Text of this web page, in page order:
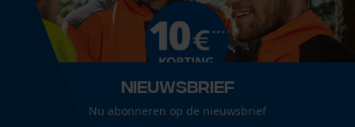
Logistiek en transportsector, Bosbouw, Steden en
gemeenten, Tuin- en landschapsarchitectuur,
Industrie, Landbouw
Details ventilatieopeningen
Nieuwsbrief
Nu abonneren op de nieuwsbrief
Loop54 Personalization
Gepersonaliseerde homepage
Opgeslagen winkelwagen
Persoonlijke begroeting